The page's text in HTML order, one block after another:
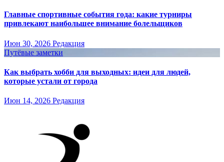
Главные спортивные события года: какие турниры
привлекают наибольшее внимание болельщиков
Июн 30, 2026 Редакция
Путёвые заметки
Как выбрать хобби для выходных: идеи для людей,
которые устали от города
Июн 14, 2026 Редакция